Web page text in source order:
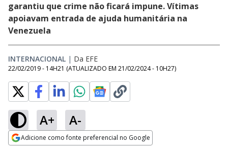
garantiu que crime não ficará impune. Vítimas
apoiavam entrada de ajuda humanitária na
Venezuela
INTERNACIONAL | Da EFE
22/02/2019 - 14H21 (ATUALIZADO EM 21/02/2024 - 10H27)
A+ A-
Adicione como fonte preferencial no Google